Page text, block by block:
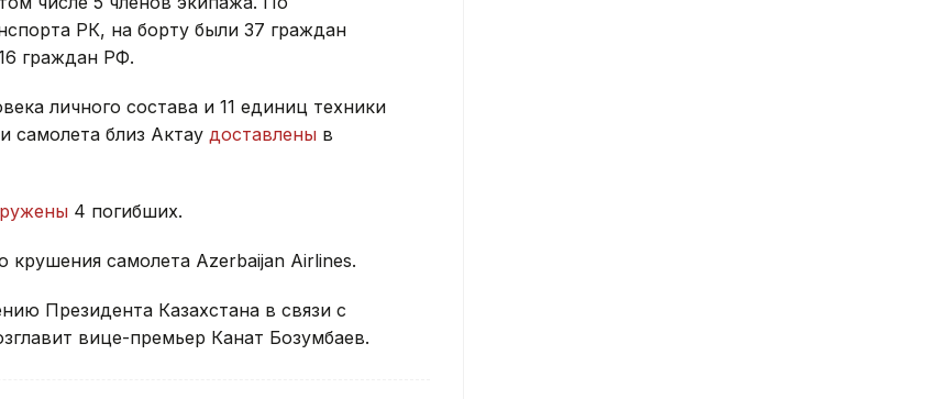
РК, на борту были 37 граждан
граждан РФ.
личного состава и 11 единиц техники
самолета близ Актау доставлены в
4 погибших.
крушения самолета Azerbaijan Airlines.
Президента Казахстана в связи с
вице-премьер Канат Бозумбаев.